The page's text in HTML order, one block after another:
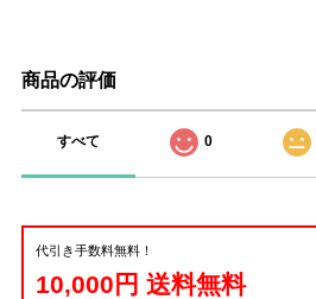
商品の評価
すべて 0
代引き手数料無料！
10,000円 送料無料